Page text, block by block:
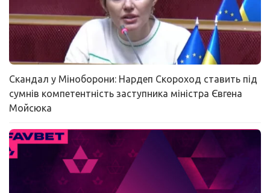
Скандал у Міноборони: Нардеп Скороход ставить під
сумнів компетентність заступника міністра Євгена
Мойсюка